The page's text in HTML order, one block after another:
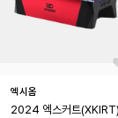
엑시옴
2024 엑스커트(XKIRT)